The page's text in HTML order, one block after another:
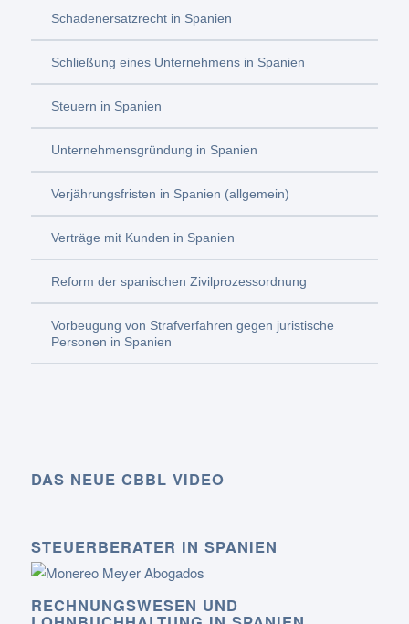
Schadenersatzrecht in Spanien
Schließung eines Unternehmens in Spanien
Steuern in Spanien
Unternehmensgründung in Spanien
Verjährungsfristen in Spanien (allgemein)
Verträge mit Kunden in Spanien
Reform der spanischen Zivilprozessordnung
Vorbeugung von Strafverfahren gegen juristische
Personen in Spanien
DAS NEUE CBBL VIDEO
STEUERBERATER IN SPANIEN
RECHNUNGSWESEN UND